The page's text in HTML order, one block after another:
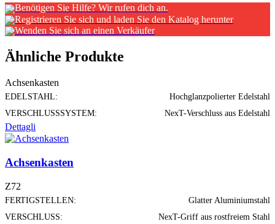
Benötigen Sie Hilfe? Wir rufen dich an.
Registrieren Sie sich und laden Sie den Katalog herunter
Wenden Sie sich an einen Verkäufer
Ähnliche Produkte
Achsenkasten
EDELSTAHL:
Hochglanzpolierter Edelstahl
VERSCHLUSSSYSTEM:
NexT-Verschluss aus Edelstahl
Dettagli
Achsenkasten
Z72
FERTIGSTELLEN:
Glatter Aluminiumstahl
VERSCHLUSS:
NexT-Griff aus rostfreiem Stahl